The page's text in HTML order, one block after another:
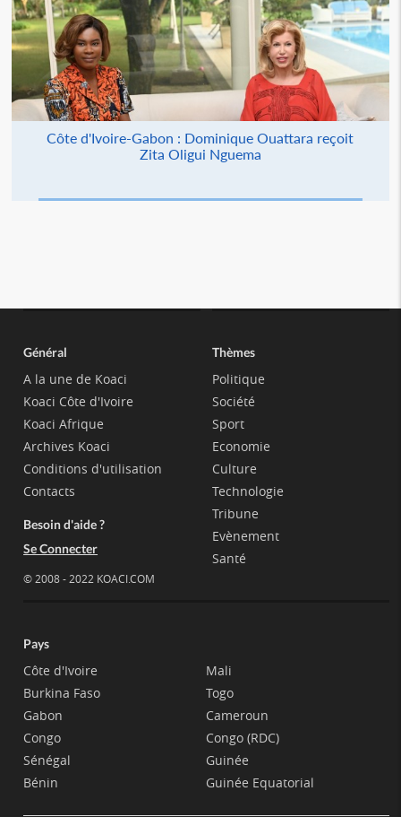
Côte d'Ivoire-Gabon : Dominique Ouattara reçoit
Zita Oligui Nguema
Général
A la une de Koaci
Koaci Côte d'Ivoire
Koaci Afrique
Archives Koaci
Conditions d'utilisation
Contacts
Besoin d'aide ?
Se Connecter
© 2008 - 2022 KOACI.COM
Thèmes
Politique
Société
Sport
Economie
Culture
Technologie
Tribune
Evènement
Santé
Pays
Côte d'Ivoire
Burkina Faso
Gabon
Congo
Sénégal
Bénin
Mali
Togo
Cameroun
Congo (RDC)
Guinée
Guinée Equatorial